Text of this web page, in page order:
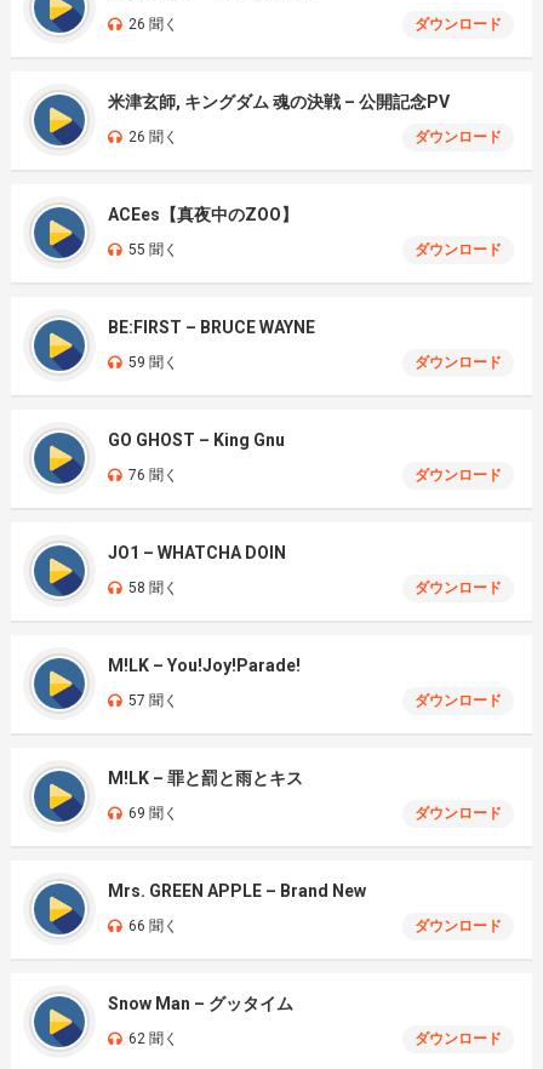
26 聞く ダウンロード
米津玄師, キングダム 魂の決戦 – 公開記念PV
26 聞く ダウンロード
ACEes【真夜中のZOO】
55 聞く ダウンロード
BE:FIRST – BRUCE WAYNE
59 聞く ダウンロード
GO GHOST – King Gnu
76 聞く ダウンロード
JO1 – WHATCHA DOIN
58 聞く ダウンロード
M!LK – You!Joy!Parade!
57 聞く ダウンロード
M!LK – 罪と罰と雨とキス
69 聞く ダウンロード
Mrs. GREEN APPLE – Brand New
66 聞く ダウンロード
Snow Man – グッタイム
62 聞く ダウンロード